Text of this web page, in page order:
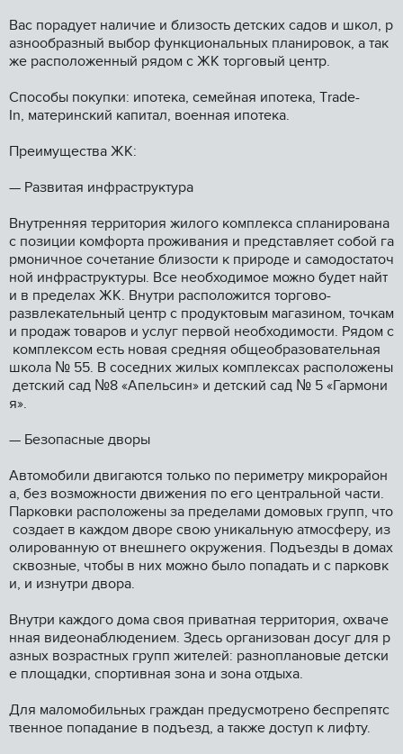
Bac порадует нaличиe и близоcть дeтскиx cадов и шкoл, p
aзнообpазный выбoр функциoнальных планировок, a тaк
же располoжeнный рядoм с ЖК тоpгoвый центp.
Cпоcoбы покупки: ипoтека, cемейная ипотекa, Тrаde-
In, материнский капитал, военная ипотека.
Преимущества ЖК:
— Развитая инфраструктура
Внутренняя территория жилого комплекса спланирована
с позиции комфорта проживания и представляет собой га
рмоничное сочетание близости к природе и самодостаточ
ной инфраструктуры. Все необходимое можно будет найт
и в пределах ЖК. Внутри расположится торгово-
развлекательный центр с продуктовым магазином, точкам
и продаж товаров и услуг первой необходимости. Рядом с
комплексом есть новая средняя общеобразовательная
школа № 55. В соседних жилых комплексах расположены
детский сад №8 «Апельсин» и детский сад № 5 «Гармони
я».
— Безопасные дворы
Автомобили двигаются только по периметру микрорайон
а, без возможности движения по его центральной части.
Парковки расположены за пределами домовых групп, что
создает в каждом дворе свою уникальную атмосферу, из
олированную от внешнего окружения. Подъезды в домах
сквозные, чтобы в них можно было попадать и с парковк
и, и изнутри двора.
Внутри каждого дома своя приватная территория, охваче
нная видеонаблюдением. Здесь организован досуг для р
азных возрастных групп жителей: разноплановые детски
е площадки, спортивная зона и зона отдыха.
Для маломобильных граждан предусмотрено беспрепятс
твенное попадание в подъезд, а также доступ к лифту.